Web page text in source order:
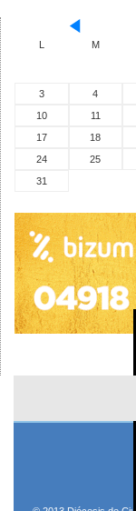
M
3
4
10
11
17
18
24
25
31